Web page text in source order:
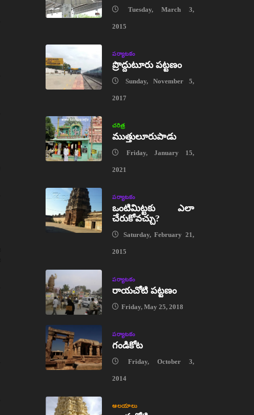
Tuesday, March 3,
2015
పర్యాటకం
ప్రొద్దుటూరు పట్టణం
Sunday, November 5,
2017
చరిత్ర
ముత్తులూరుపాడు
Friday, January 15,
2021
పర్యాటకం
ఒంటిమిట్టకు ఎలా
చేరుకోవచ్చు?
Saturday, February 21,
2015
పర్యాటకం
రాయచోటి పట్టణం
Friday, May 25, 2018
పర్యాటకం
గండికోట
Friday, October 3,
2014
ఆలయాలు